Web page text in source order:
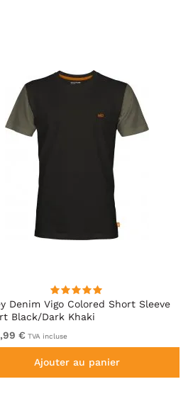
Denim Vigo Colored Short Sleeve
Black/Dark Khaki
€ TVA incluse
Ajouter au panier